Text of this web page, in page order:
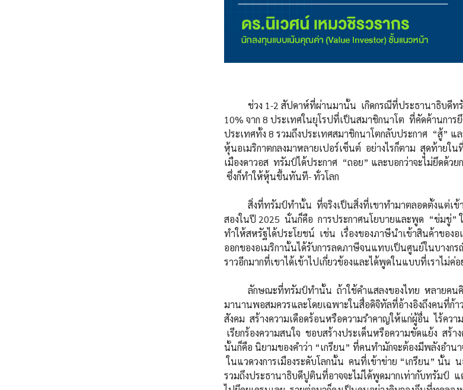
ช่วง 1-2 สัปดาห์ที่ผ่านมานั้น เกิดกรณีที่ประธานาธิบดีทรัม
10% จาก 8 ประเทศในยุโรปที่เป็นสมาชิกนาโต ที่คัดค้านการ
ประเทศทั้ง 8 รวมถึงประเทศสมาชิกนาโตกลับประกาศ “สู้”
หุ้นอเมริกาตกลงมาหลายเปอร์เซ็นต์ อย่างไรก็ตาม สุดท้ายใน
เมืองดาวอส ทรัมป์ได้ประกาศ “ถอย” และบอกว่าจะไม่ยึดด้ว
ซึ่งก็ทำให้หุ้นขึ้นทันที- ทั่วโลก
สิ่งที่ทรัมป์ทำนั้น ที่จริงเป็นสิ่งที่เขาทำมาตลอดตั้งแต่เข้า
สองในปี 2025 นั่นก็คือ การประกาศนโยบายและพูด “ข่มขู่”
ทำให้สหรัฐได้ประโยชน์ เช่น เรื่องของภาษีนำเข้าสินค้าของ
ออกของอเมริกานั้นได้รับการลดภาษีจนแทบเป็นศูนย์ในบาง
ราวอีกมากที่เขาได้เข้าไปเกี่ยวข้องและได้พูดในแบบที่เราไม่
ลักษณะที่ทรัมป์ทำนั้น ถ้าใช้คำแสลงของไทย หลายคนคิด
มานานพอสมควรและโดยเฉพาะในสื่อดิจิทัลที่อ้างอิงถึงคนที่ก้
สังคม สร้างความเดือดร้อนหรือความรำคาญให้แก่ผู้อื่น ไร้คว
เรียกร้องความสนใจ ชอบสร้างประเด็นหรือความขัดแย้ง สร้
นั้นก็คือ นิยามของคำว่า “เกรียน” ที่คนทำมักจะต้องมีพลังอำน
ในแวดวงการเมืองระดับโลกนั้น คนที่เข้าข่าย “เกรียน” นั้น
รวมถึงประธานาธิบดีปูตินที่อาจจะไม่ได้พูดมากเท่ากับทรัมป์